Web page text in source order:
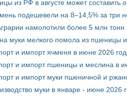
из РФ в августе может составить
подешевели на 8–14,5% за три
намолотили более 5 млн тонн
муки мелкого помола из пшеницы
и импорт ячменя в июне 2026
и импорт пшеницы и меслина в
и импорт муки пшеничной и
муки в январе - июне 2026